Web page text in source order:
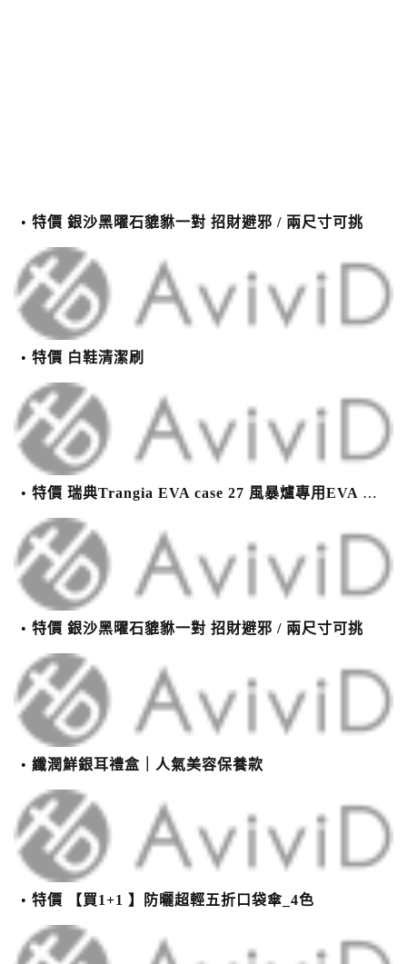
特價 銀沙黑曜石貔貅一對 招財避邪 / 兩尺寸可挑
特價 白鞋清潔刷
特價 瑞典Trangia EVA case 27 風暴爐專用EVA 防護外盒(小)-黑
特價 銀沙黑曜石貔貅一對 招財避邪 / 兩尺寸可挑
纖潤鮮銀耳禮盒｜人氣美容保養款
特價 【買1+1 】防曬超輕五折口袋傘_4色